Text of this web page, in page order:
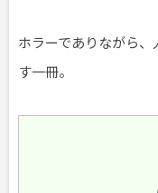
ホラーでありながら
す一冊。